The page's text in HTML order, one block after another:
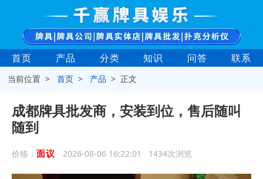
首页 产品 分类 知识 问答 联系
当前位置 >首页 > 产品 > 正文
成都牌具批发商，安装到位，售后随叫
随到
价格： 面议 2026-08-06 16:22:01 1434次浏览